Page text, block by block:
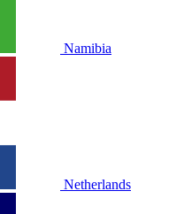
Namibia
Netherlands